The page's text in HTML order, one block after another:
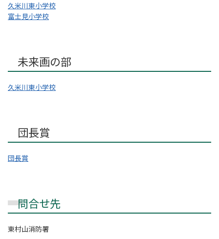
久米川東小学校
富士見小学校
未来画の部
久米川東小学校
団長賞
団長賞
問合せ先
東村山消防署